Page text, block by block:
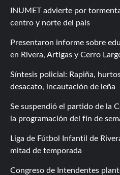
INUMET advierte por
centro y norte del país
Presentaron informe sobre
en Rivera, Artigas y Cerro
Síntesis policial: Rapiña,
desacato, incautación de leña
Se suspendió el partido de la
la programación del fin de
Liga de Fútbol Infantil de
mitad de temporada
Congreso de Intendentes